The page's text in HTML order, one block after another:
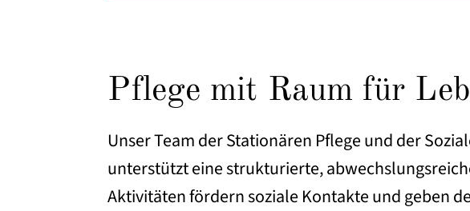
Pflege mit Raum für
Unser Team der Stationären Pflege und der
unterstützt eine strukturierte,
Aktivitäten fördern soziale Kontakte und geben